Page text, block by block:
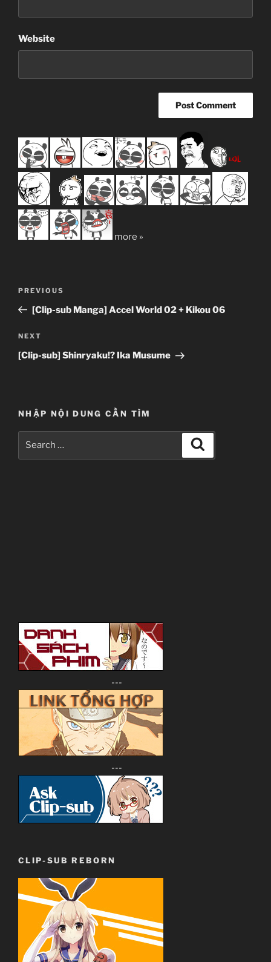
Website
more »
Previous
Post
PREVIOUS
[Clip-sub Manga] Accel World 02 + Kikou 06
Next
Post
NEXT
[Clip-sub] Shinryaku!? Ika Musume
NHẬP NỘI DUNG CẦN TÌM
---
---
CLIP-SUB REBORN